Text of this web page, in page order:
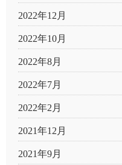
2022年12月
2022年10月
2022年8月
2022年7月
2022年2月
2021年12月
2021年9月